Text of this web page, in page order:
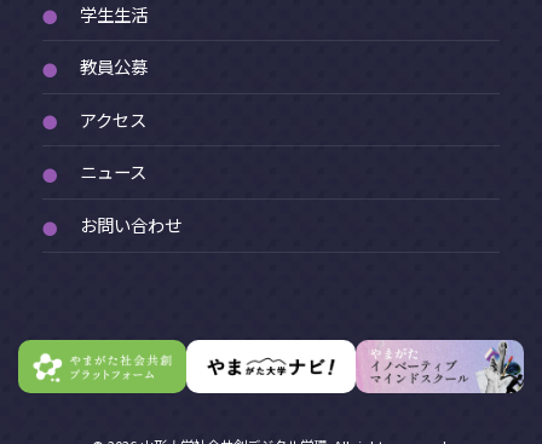
● 学生生活
● 教員公募
● アクセス
● ニュース
● お問い合わせ